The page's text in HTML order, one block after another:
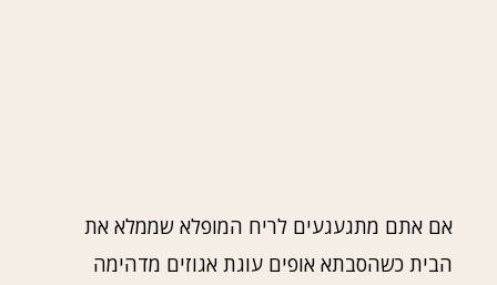
אם אתם מתגעגעים לריח המופלא שממלא את
הבית כשהסבתא אופים עוגת אגוזים מדהימה